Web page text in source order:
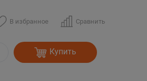
В избранное Сравнить
Купить